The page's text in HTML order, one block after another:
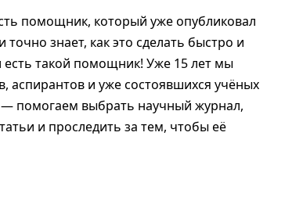
помощник, который уже опубликовал
точно знает, как это сделать быстро и
есть такой помощник! Уже 15 лет мы
аспирантов и уже состоявшихся учёных
— помогаем выбрать научный журнал,
и проследить за тем, чтобы её